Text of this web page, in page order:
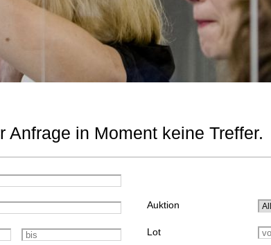
Anfrage in Moment keine Treffer.
Auktion
Lot